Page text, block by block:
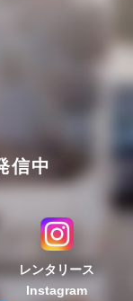
信中
レンタリース
Instagram